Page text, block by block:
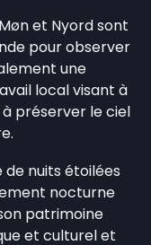
et Nyord sont
pour observer
une
local visant à
préserver le ciel
de nuits étoilées
nocturne
patrimoine
et culturel et